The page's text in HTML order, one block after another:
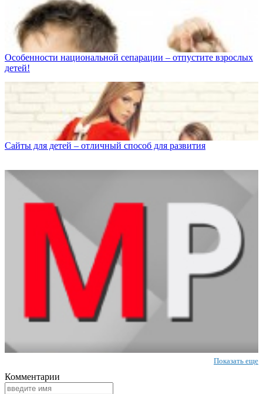
Особенности национальной сепарации – отпустите взрослых
детей!
Сайты для детей – отличный способ для развития
Показать еще
Комментарии